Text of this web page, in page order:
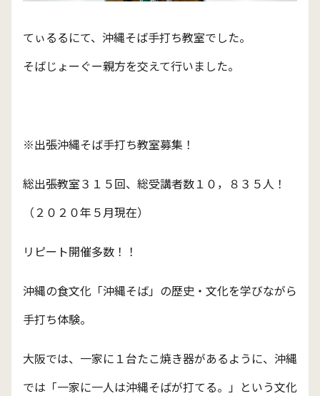
てぃるるにて、沖縄そば手打ち教室でした。
そばじょーぐー親方を交えて行いました。
※出張沖縄そば手打ち教室募集！
総出張教室３１５回、総受講者数１０，８３５人！
（２０２０年５月現在）
リピート開催多数！！
沖縄の食文化「沖縄そば」の歴史・文化を学びながら
手打ち体験。
大阪では、一家に１台たこ焼き器があるように、沖縄
では「一家に一人は沖縄そばが打てる。」という文化